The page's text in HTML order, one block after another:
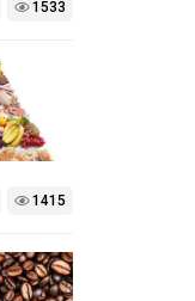
1533
1415